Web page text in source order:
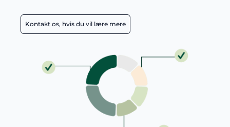
Kontakt os, hvis du vil lære mere